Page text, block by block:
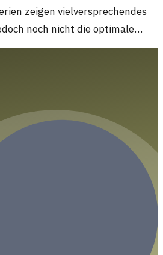
zeigen vielversprechendes
noch nicht die optimale
die aktuellen